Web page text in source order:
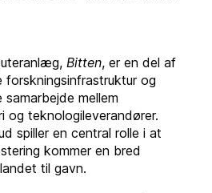
Bitten, er en del af
forskningsinfrastruktur og
mellem
og teknologileverandører.
spiller en central rolle i at
kommer en bred
til gavn.